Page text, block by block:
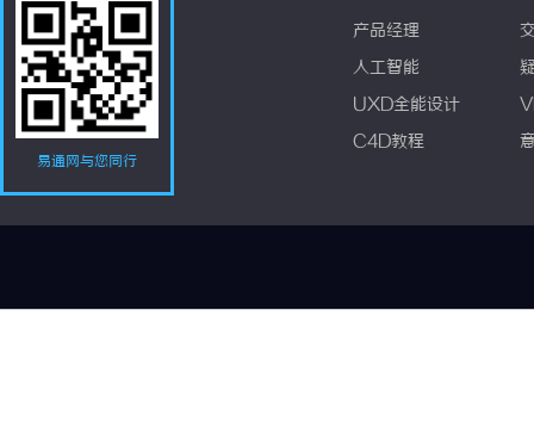
易通网与您同行
产品经理
人工智能
UXD全能设计
C4D教程